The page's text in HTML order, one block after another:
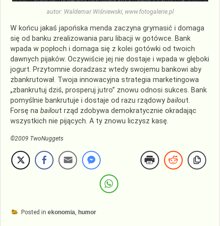
autor: Waldemar Wiśniewski, www.fotogalerie.pl
W końcu jakaś japońska menda zaczyna grymasić i domaga
się od banku zrealizowania paru libacji w gotówce. Bank
wpada w popłoch i domaga się z kolei gotówki od twoich
dawnych pijaków. Oczywiście jej nie dostaje i wpada w głęboki
jogurt. Przytomnie doradzasz wtedy swojemu bankowi aby
zbankrutował. Twoja innowacyjna strategia marketingowa
„zbankrutuj dziś, prosperuj jutro” znowu odnosi sukces. Bank
pomyślnie bankrutuje i dostaje od razu rządowy bailout.
Forsę na bailout rząd zdobywa demokratycznie okradając
wszystkich nie pijących. A ty znowu liczysz kasę.
©2009 TwoNuggets
Posted in ekonomia, humor